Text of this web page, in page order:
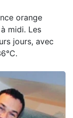
orange
midi. Les
jours, avec